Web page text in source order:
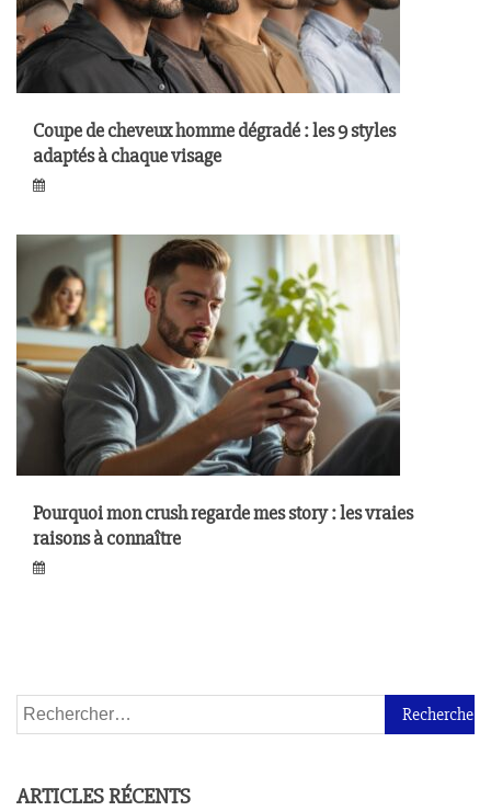
Coupe de cheveux homme dégradé : les 9 styles
adaptés à chaque visage
Pourquoi mon crush regarde mes story : les vraies
raisons à connaître
ARTICLES RÉCENTS